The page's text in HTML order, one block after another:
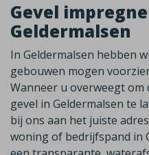
Gevel
Geldermalsen
In Geldermalsen hebben
gebouwen mogen
Wanneer u overweegt
gevel in Geldermalsen te
bij ons aan het juiste
woning of bedrijfspand in